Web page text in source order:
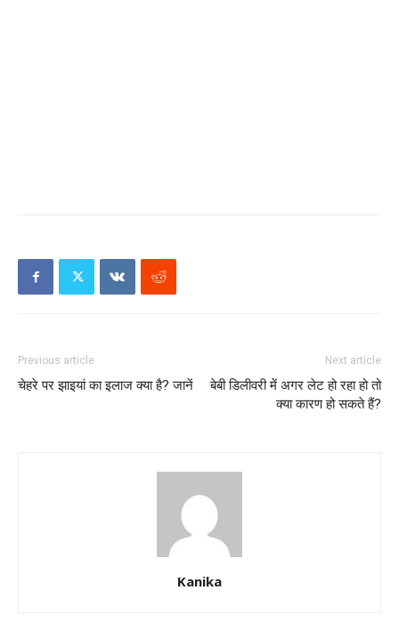
Previous article
चेहरे पर झाइयां का इलाज क्या है? जानें
Next article
बेबी डिलीवरी में अगर लेट हो रहा हो तो
क्या कारण हो सकते हैं?
Kanika